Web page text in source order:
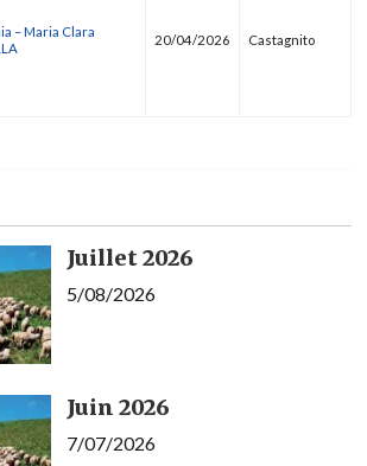
– Maria Clara
20/04/2026 Castagnito
Juillet 2026
5/08/2026
Juin 2026
7/07/2026